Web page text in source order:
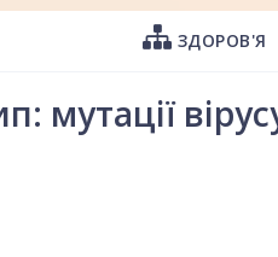
ЗДОРОВ'Я
мутації